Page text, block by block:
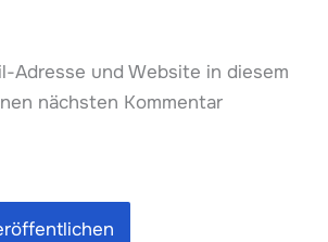
Adresse und Website in diesem
nächsten Kommentar